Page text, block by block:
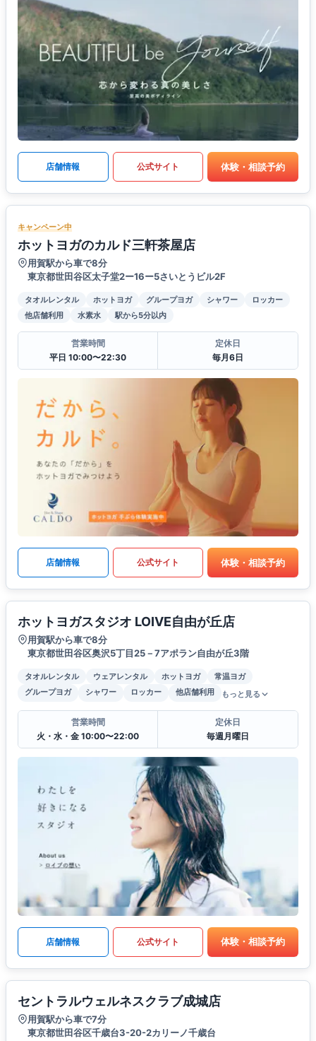
店舗情報 公式サイト 体験・相談予約
キャンペーン中
ホットヨガのカルド三軒茶屋店
用賀駅から車で8分
東京都世田谷区太子堂2ー16ー5さいとうビル2F
タオルレンタル ホットヨガ グループヨガ シャワー
ロッカー
他店舗利用
水素水 駅から5分以内
営業時間
平日 10:00〜22:30
定休日
毎月6日
店舗情報 公式サイト 体験・相談予約
ホットヨガスタジオ LOIVE自由が丘店
用賀駅から車で8分
東京都世田谷区奥沢5丁目25－7アポラン自由が丘3階
タオルレンタル ウェアレンタル ホットヨガ
常温ヨガ
グループヨガ
シャワー ロッカー 他店舗利用 もっと見る
営業時間
火・水・金 10:00〜22:00
定休日
毎週月曜日
店舗情報 公式サイト 体験・相談予約
セントラルウェルネスクラブ成城店
用賀駅から車で7分
東京都世田谷区千歳台3-20-2カリーノ千歳台